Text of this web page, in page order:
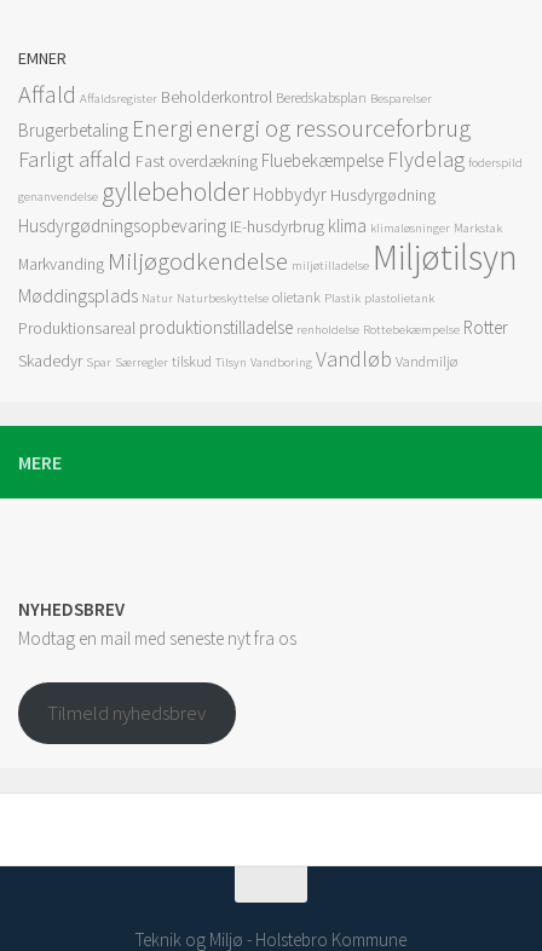
EMNER
Affald Affaldsregister Beholderkontrol Beredskabsplan Besparelser
Brugerbetaling Energi energi og ressourceforbrug
Farligt affald Fast overdækning Fluebekæmpelse Flydelag foderspild
genanvendelse gyllebeholder Hobbydyr Husdyrgødning
Husdyrgødningsopbevaring IE-husdyrbrug klima klimaløsninger Markstak
Markvanding Miljøgodkendelse miljøtilladelse Miljøtilsyn
Møddingsplads Natur Naturbeskyttelse olietank Plastik plastolietank
Produktionsareal produktionstilladelse renholdelse Rottebekæmpelse Rotter
Skadedyr Spar Særregler tilskud Tilsyn Vandboring Vandløb Vandmiljø
MERE
NYHEDSBREV
Modtag en mail med seneste nyt fra os
Tilmeld nyhedsbrev
Teknik og Miljø - Holstebro Kommune